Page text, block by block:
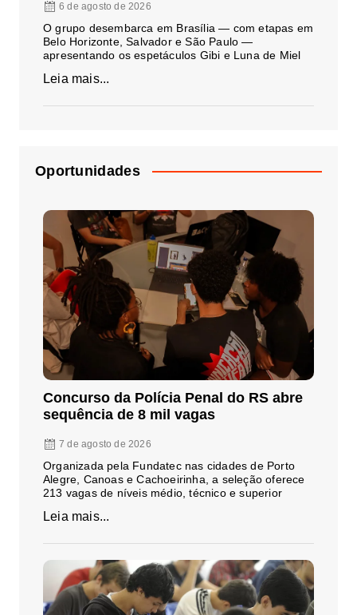
6 de agosto de 2026
O grupo desembarca em Brasília — com etapas em
Belo Horizonte, Salvador e São Paulo —
apresentando os espetáculos Gibi e Luna de Miel
Leia mais...
Oportunidades
Concurso da Polícia Penal do RS abre
sequência de 8 mil vagas
7 de agosto de 2026
Organizada pela Fundatec nas cidades de Porto
Alegre, Canoas e Cachoeirinha, a seleção oferece
213 vagas de níveis médio, técnico e superior
Leia mais...